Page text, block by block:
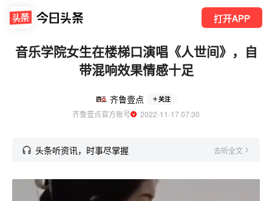
打开APP
音乐学院女生在楼梯口演唱《人世间》，自
带混响效果情感十足
齐鲁壹点 关注
齐鲁壹点官方账号
  2022-11-17 07:30
头条听资讯，时事尽掌握 去听全文